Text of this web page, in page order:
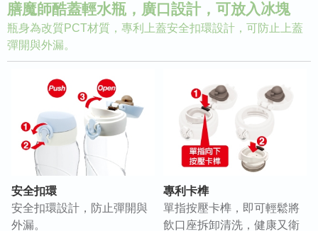
膳魔師酷蓋輕水瓶，廣口設計，可放入冰塊
瓶身為改質PCT材質，專利上蓋安全扣環設計，可防止上蓋
彈開與外漏。
安全扣環
安全扣環設計，防止彈開與
外漏。
專利卡榫
單指按壓卡榫，即可輕鬆將
飲口座拆卸清洗，健康又衛